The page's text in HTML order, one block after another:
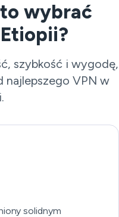
wybrać
szybkość i wygodę,
najlepszego VPN w
solidnym